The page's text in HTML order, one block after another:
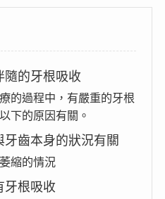
隨的牙根吸收
的過程中，有嚴重的牙根
下的原因有關。
牙齒本身的狀況有關
縮的情況
牙根吸收